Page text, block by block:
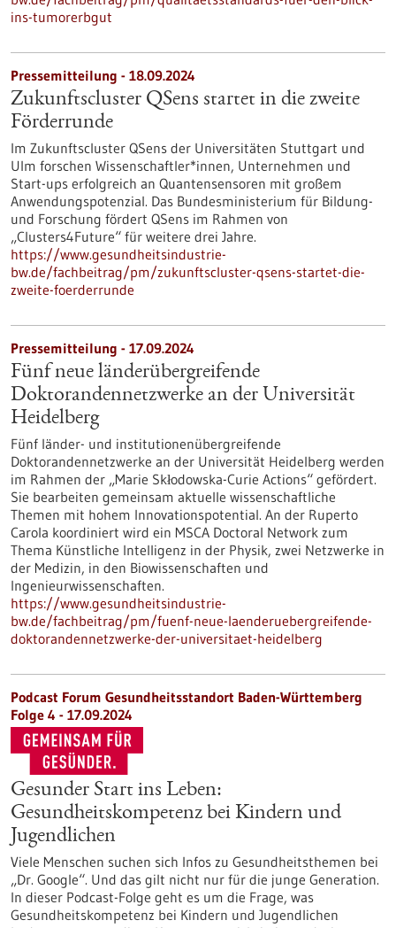
ins-tumorerbgut
Pressemitteilung - 18.09.2024
Zukunftscluster QSens startet in die zweite
Förderrunde
Im Zukunftscluster QSens der Universitäten Stuttgart und
Ulm forschen Wissenschaftler*innen, Unternehmen und
Start-ups erfolgreich an Quantensensoren mit großem
Anwendungspotenzial. Das Bundesministerium für Bildung-
und Forschung fördert QSens im Rahmen von
„Clusters4Future“ für weitere drei Jahre.
https://www.gesundheitsindustrie-
bw.de/fachbeitrag/pm/zukunftscluster-qsens-startet-die-
zweite-foerderrunde
Pressemitteilung - 17.09.2024
Fünf neue länderübergreifende
Doktorandennetzwerke an der Universität
Heidelberg
Fünf länder- und institutionenübergreifende
Doktorandennetzwerke an der Universität Heidelberg werden
im Rahmen der „Marie Skłodowska-Curie Actions“ gefördert.
Sie bearbeiten gemeinsam aktuelle wissenschaftliche
Themen mit hohem Innovationspotential. An der Ruperto
Carola koordiniert wird ein MSCA Doctoral Network zum
Thema Künstliche Intelligenz in der Physik, zwei Netzwerke in
der Medizin, in den Biowissenschaften und
Ingenieurwissenschaften.
https://www.gesundheitsindustrie-
bw.de/fachbeitrag/pm/fuenf-neue-laenderuebergreifende-
doktorandennetzwerke-der-universitaet-heidelberg
Podcast Forum Gesundheitsstandort Baden-Württemberg
Folge 4 - 17.09.2024
Gesunder Start ins Leben:
Gesundheitskompetenz bei Kindern und
Jugendlichen
Viele Menschen suchen sich Infos zu Gesundheitsthemen bei
„Dr. Google“. Und das gilt nicht nur für die junge Generation.
In dieser Podcast-Folge geht es um die Frage, was
Gesundheitskompetenz bei Kindern und Jugendlichen